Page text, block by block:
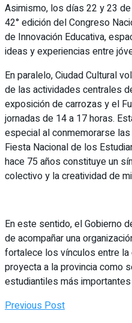
Asimismo, los días 22 y 23
42° edición del Congreso
de Innovación Educativa,
ideas y experiencias entre
En paralelo, Ciudad Cultural
de las actividades centrales
exposición de carrozas y el
jornadas de 14 a 17 horas.
especial al conmemorarse
Fiesta Nacional de los
hace 75 años constituye un
colectivo y la creatividad de
En este sentido, el Gobierno
de acompañar una
fortalece los vínculos entre la
proyecta a la provincia como
estudiantiles más
Previous Post